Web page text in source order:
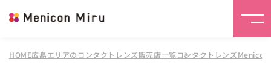
HOME広島エリアのコンタクトレンズ販売店一覧コンタクトレンズ